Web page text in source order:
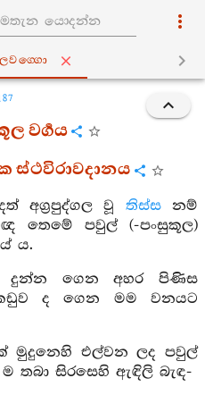
වර්‍ගය
ස්ථවිරාවදානය
අග්‍රපුද්ගල වූ තිස්සනම්
තෙමේ පවුල් (-පංසුකූල)
ය.
දුන්න ගෙන අහර පිණිස
ද ගෙන මම වනයට
මුදුනෙහි එල්වන ලද පවුල්
තබා සිරසෙහි ඇඳිලි බැඳ-